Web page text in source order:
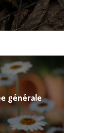
générale